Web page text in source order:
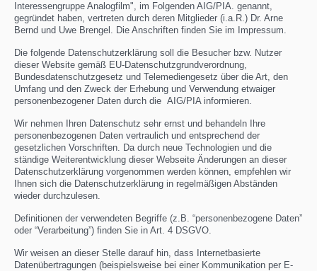
Interessengruppe Analogfilm", im Folgenden AIG/PIA. genannt,
gegründet haben, vertreten durch deren Mitglieder (i.a.R.) Dr. Arne
Bernd und Uwe Brengel. Die Anschriften finden Sie im Impressum.
Die folgende Datenschutzerklärung soll die Besucher bzw. Nutzer
dieser Website gemäß EU-Datenschutzgrundverordnung,
Bundesdatenschutzgesetz und Telemediengesetz über die Art, den
Umfang und den Zweck der Erhebung und Verwendung etwaiger
personenbezogener Daten durch die AIG/PIA informieren.
Wir nehmen Ihren Datenschutz sehr ernst und behandeln Ihre
personenbezogenen Daten vertraulich und entsprechend der
gesetzlichen Vorschriften. Da durch neue Technologien und die
ständige Weiterentwicklung dieser Webseite Änderungen an dieser
Datenschutzerklärung vorgenommen werden können, empfehlen wir
Ihnen sich die Datenschutzerklärung in regelmäßigen Abständen
wieder durchzulesen.
Definitionen der verwendeten Begriffe (z.B. “personenbezogene Daten”
oder “Verarbeitung”) finden Sie in Art. 4 DSGVO.
Wir weisen an dieser Stelle darauf hin, dass Internetbasierte
Datenübertragungen (beispielsweise bei einer Kommunikation per E-